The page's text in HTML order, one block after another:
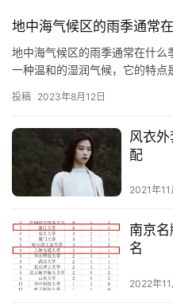
地中海气候区的雨季通常
地中海气候区的雨季通常在什
一种温和的湿润气候，它的特
投稿 2023年8月12日
风衣
配
2021年11
南京
名
2022年